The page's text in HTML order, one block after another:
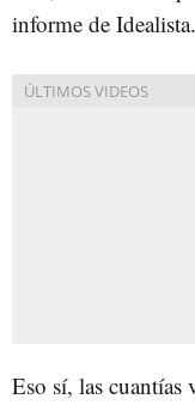
informe de Idealista.
Eso sí, las